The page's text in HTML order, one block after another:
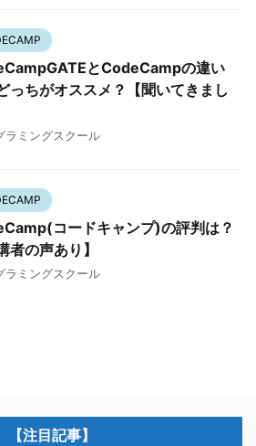
とCodeCampの違い
っちがオススメ？【聞いてきまし
ラミングスクール
コードキャンプ)の評判は？
者の声あり】
ラミングスクール
【注目記事】